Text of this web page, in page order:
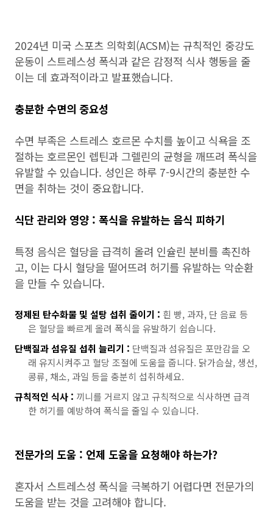
2024년 미국 스포츠 의학회(ACSM)는 규칙적인 중강도
운동이 스트레스성 폭식과 같은 감정적 식사 행동을 줄
이는 데 효과적이라고 발표했습니다.
충분한 수면의 중요성
수면 부족은 스트레스 호르몬 수치를 높이고 식욕을 조
절하는 호르몬인 렙틴과 그렐린의 균형을 깨뜨려 폭식을
유발할 수 있습니다. 성인은 하루 7-9시간의 충분한 수
면을 취하는 것이 중요합니다.
식단 관리와 영양 : 폭식을 유발하는 음식 피하기
특정 음식은 혈당을 급격히 올려 인슐린 분비를 촉진하
고, 이는 다시 혈당을 떨어뜨려 허기를 유발하는 악순환
을 만들 수 있습니다.
정제된 탄수화물 및 설탕 섭취 줄이기 : 흰 빵, 과자, 단 음료 등
은 혈당을 빠르게 올려 폭식을 유발하기 쉽습니다.
단백질과 섬유질 섭취 늘리기 : 단백질과 섬유질은 포만감을 오
래 유지시켜주고 혈당 조절에 도움을 줍니다. 닭가슴살, 생선,
콩류, 채소, 과일 등을 충분히 섭취하세요.
규칙적인 식사 : 끼니를 거르지 않고 규칙적으로 식사하면 급격
한 허기를 예방하여 폭식을 줄일 수 있습니다.
전문가의 도움 : 언제 도움을 요청해야 하는가?
혼자서 스트레스성 폭식을 극복하기 어렵다면 전문가의
도움을 받는 것을 고려해야 합니다.